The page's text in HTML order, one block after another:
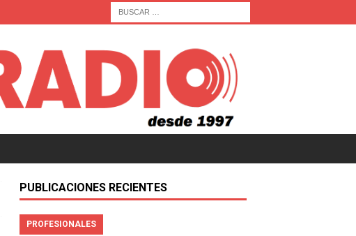
PUBLICACIONES RECIENTES
PROFESIONALES